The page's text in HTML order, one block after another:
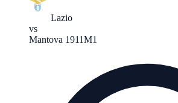
Lazio
vs
Mantova 1911M1